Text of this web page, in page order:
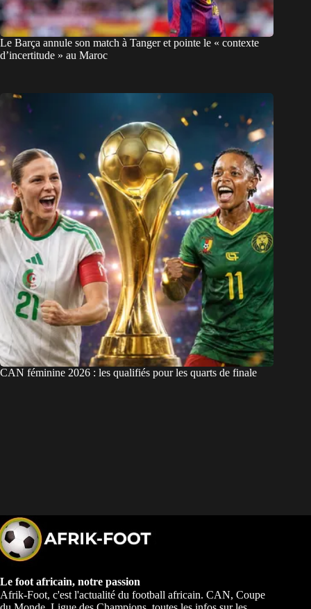
Le Barça annule son match à Tanger et pointe le « contexte
d’incertitude » au Maroc
CAN féminine 2026 : les qualifiés pour les quarts de finale
Le foot africain, notre passion
Afrik-Foot, c'est l'actualité du football africain. CAN, Coupe